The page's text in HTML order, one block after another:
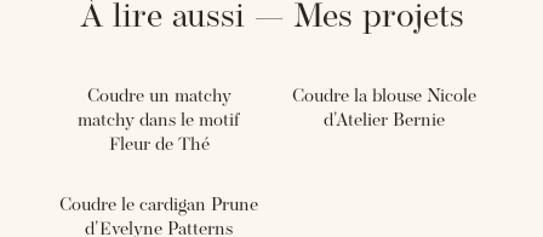
À lire aussi — Mes projets
Coudre un matchy
matchy dans le motif
Fleur de Thé
Coudre la blouse Nicole
d'Atelier Bernie
Coudre le cardigan Prune
d'Evelyne Patterns